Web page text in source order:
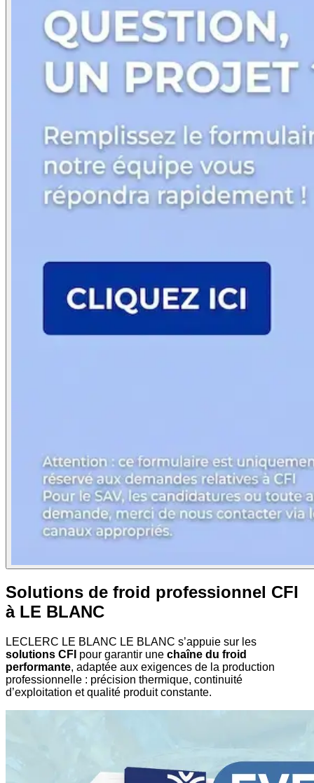
Solutions de froid professionnel CFI
à LE BLANC
LECLERC LE BLANC LE BLANC s’appuie sur les
solutions CFI pour garantir une chaîne du froid
performante, adaptée aux exigences de la production
professionnelle : précision thermique, continuité
d’exploitation et qualité produit constante.